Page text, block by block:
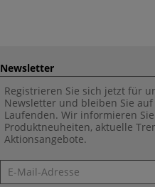
Newsletter
Registrieren Sie sich jetzt für
Newsletter und bleiben Sie auf
Laufenden. Wir informieren
Produktneuheiten, aktuelle
Aktionsangebote.
Newsletter